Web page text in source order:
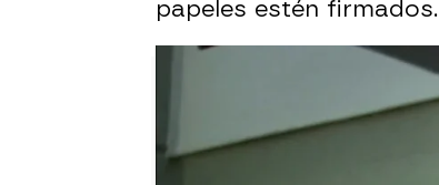
papeles estén firmados.